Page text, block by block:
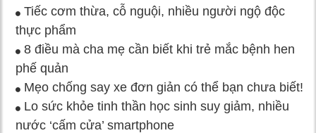
Tiếc cơm thừa, cỗ nguội, nhiều người ngộ độc
thực phẩm
8 điều mà cha mẹ cần biết khi trẻ mắc bệnh hen
phế quản
Mẹo chống say xe đơn giản có thể bạn chưa biết!
Lo sức khỏe tinh thần học sinh suy giảm, nhiều
nước ‘cấm cửa’ smartphone